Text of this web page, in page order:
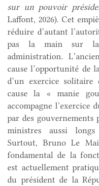
sur un pouvoir
Laffont, 2026). Cet
réduire d’autant
pas la main sur la
administration.
cause l’opportunité de
d’un exercice
cause la « manie
accompagne l’exercice
par des gouvernements
ministres aussi
Surtout, Bruno Le
fondamental de la
est actuellement
du président de la